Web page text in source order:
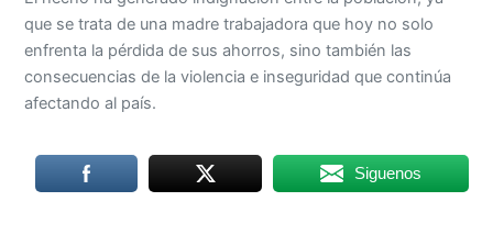
que se trata de una madre trabajadora que hoy no solo
enfrenta la pérdida de sus ahorros, sino también las
consecuencias de la violencia e inseguridad que continúa
afectando al país.
Siguenos